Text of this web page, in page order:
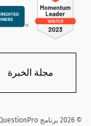
مجلة الخبرة
©
2026 برنامج QuestionPro للاستبيانات | +1 (800) 531 0228